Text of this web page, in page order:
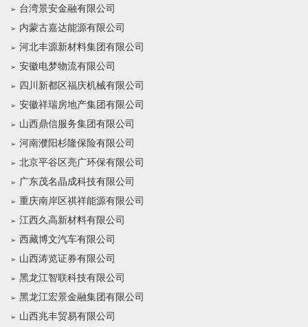
台湾景安金融有限公司
内蒙古嘉达能源有限公司
河北丰源新材料集团有限公司
安徽电梦物流有限公司
四川新都区福庆机械有限公司
安徽祥瑞房地产集团有限公司
山西鼎信服务集团有限公司
河南濮阳杉隆保险有限公司
北京平谷区亮广环保有限公司
广东茂名晶成科技有限公司
重庆南岸区祺祥能源有限公司
江西久高新材料有限公司
西藏博文汽车有限公司
山西涛览证券有限公司
黑龙江智联科技有限公司
黑龙江宏景金融集团有限公司
山西兆丰贸易有限公司